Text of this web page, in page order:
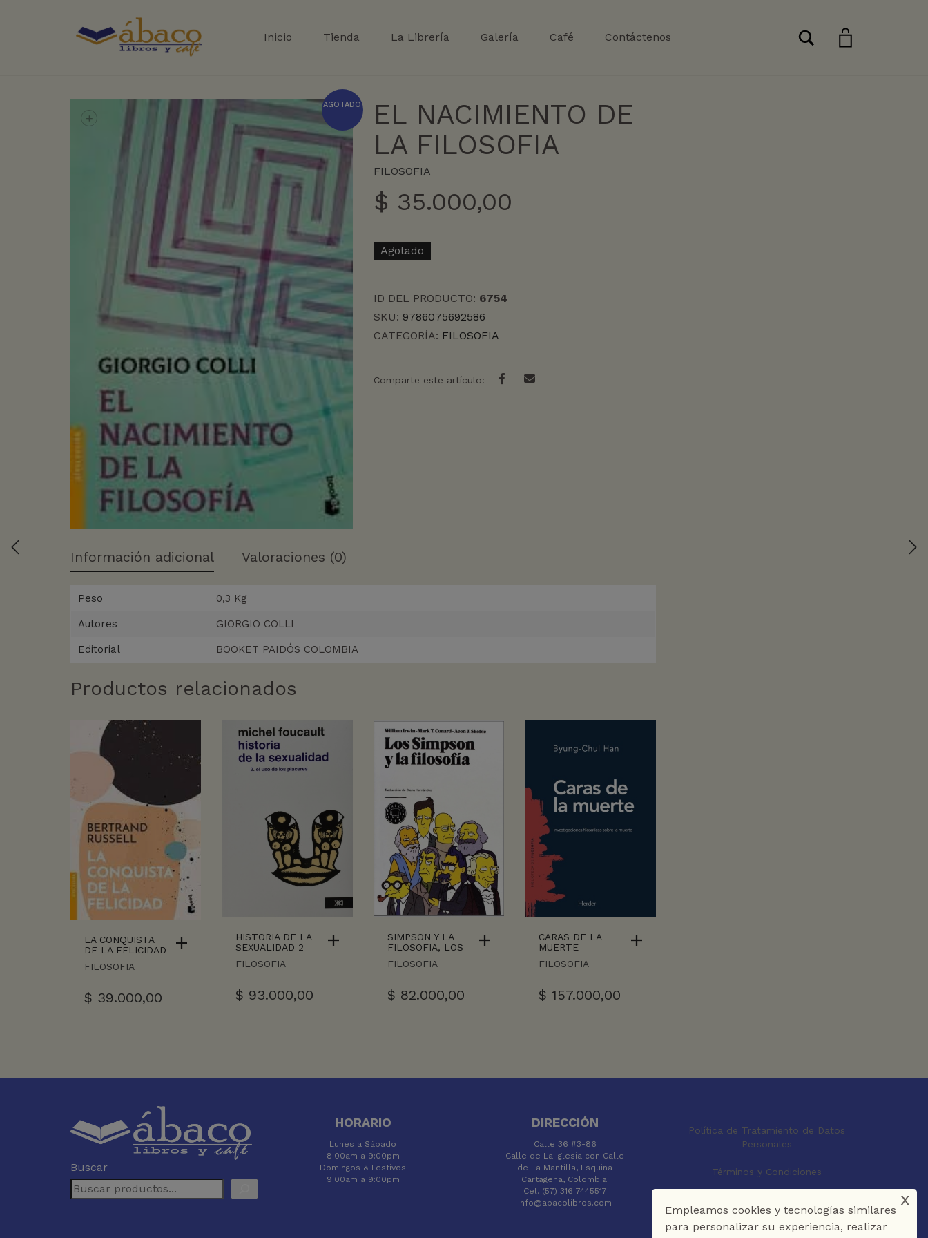
Inicio Tienda La Librería Galería Café Contáctenos Buscar
AGOTADO
+
EL NACIMIENTO DE
LA FILOSOFIA
FILOSOFIA
$ 35.000,00
Agotado
ID DEL PRODUCTO: 6754
SKU: 9786075692586
CATEGORÍA: FILOSOFIA
Comparte este artículo:
Información adicional Valoraciones (0)
Peso 0,3 Kg
Autores GIORGIO COLLI
Editorial BOOKET PAIDÓS COLOMBIA
Productos relacionados
LA CONQUISTA
DE LA FELICIDAD
FILOSOFIA
$ 39.000,00
HISTORIA DE LA
SEXUALIDAD 2
FILOSOFIA
$ 93.000,00
SIMPSON Y LA
FILOSOFIA, LOS
FILOSOFIA
$ 82.000,00
CARAS DE LA
MUERTE
FILOSOFIA
$ 157.000,00
Buscar
HORARIO
Lunes a Sábado
8:00am a 9:00pm
Domingos & Festivos
9:00am a 9:00pm
DIRECCIÓN
Calle 36 #3-86
Calle de La Iglesia con Calle
de La Mantilla, Esquina
Cartagena, Colombia.
Cel. (57) 316 7445517
info@abacolibros.com
Política de Tratamiento de Datos
Personales
Términos y Condiciones
Empleamos cookies y tecnologías similares
para personalizar su experiencia, realizar
x